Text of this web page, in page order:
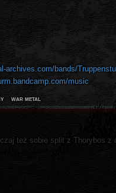
archives.com/bands/
music
war metal
też sobie split z Thorybos z